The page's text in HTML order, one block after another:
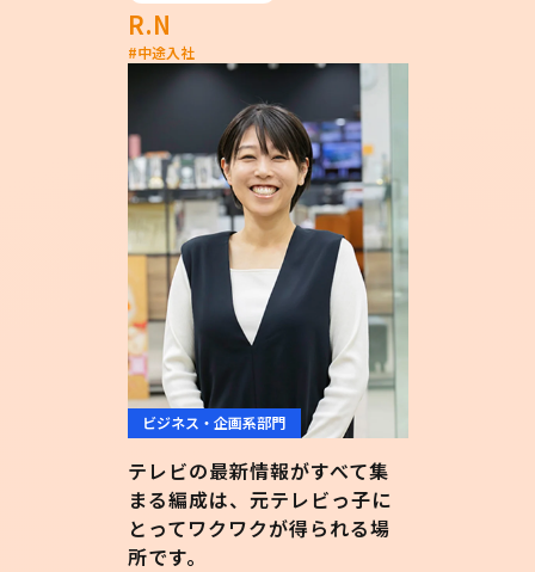
R.N
#中途入社
ビジネス・企画系部門
テレビの最新情報がすべて集
まる編成は、元テレビっ子に
とってワクワクが得られる場
所です。